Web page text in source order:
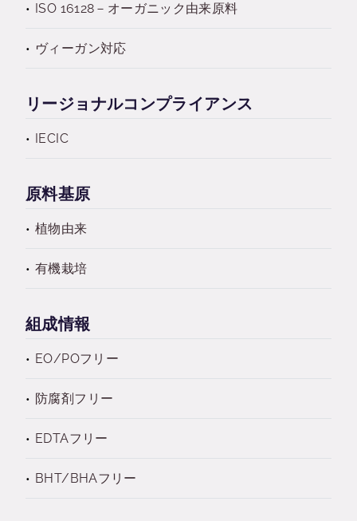
ISO 16128－オーガニック由来原料
ヴィーガン対応
リージョナルコンプライアンス
IECIC
原料基原
植物由来
有機栽培
組成情報
EO/POフリー
防腐剤フリー
EDTAフリー
BHT/BHAフリー